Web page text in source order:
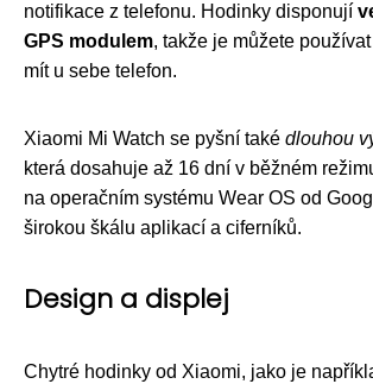
notifikace z telefonu. Hodinky disponují
GPS modulem, takže je můžete
mít u sebe telefon.
Xiaomi Mi Watch se pyšní také dlouhou
která dosahuje až 16 dní v běžném
na operačním systému Wear OS od
širokou škálu aplikací a ciferníků.
Design a displej
Chytré hodinky od Xiaomi, jako je